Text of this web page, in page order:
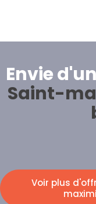
Envie
Saint-
Voir plus